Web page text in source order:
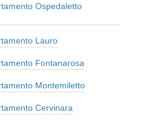
Ospedaletto
Lauro
Fontanarosa
Montemiletto
Cervinara